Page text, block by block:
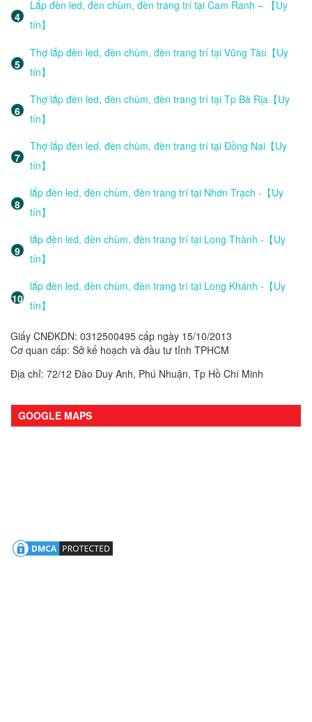
Lắp đèn led, đèn chùm, đèn trang trí tại Cam Ranh – 【Uy
tín】
Thợ lắp đèn led, đèn chùm, đèn trang trí tại Vũng Tàu【Uy
tín】
Thợ lắp đèn led, đèn chùm, đèn trang trí tại Tp Bà Rịa【Uy
tín】
Thợ lắp đèn led, đèn chùm, đèn trang trí tại Đồng Nai【Uy
tín】
lắp đèn led, đèn chùm, đèn trang trí tại Nhơn Trạch -【Uy
tín】
lắp đèn led, đèn chùm, đèn trang trí tại Long Thành -【Uy
tín】
lắp đèn led, đèn chùm, đèn trang trí tại Long Khánh -【Uy
tín】
Giấy CNĐKDN: 0312500495 cấp ngày 15/10/2013
Cơ quan cấp: Sở kế hoạch và đầu tư tỉnh TPHCM
Địa chỉ: 72/12 Đào Duy Anh, Phú Nhuận, Tp Hồ Chí Minh
GOOGLE MAPS